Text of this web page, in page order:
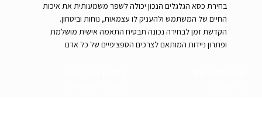
בחירת כסא הגלגלים הנכון יכולה לשפר משמעותית את איכות
החיים של המשתמש ולהעניק לו עצמאות, נוחות וביטחון.
הקדשת זמן לבחירה נכונה תבטיח התאמה אישית מושלמת
ופתרון ניידות המותאם לצרכים הספציפיים של כל אדם